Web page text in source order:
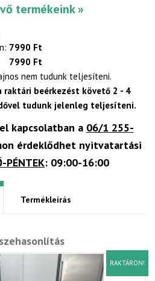
termékeink »
7990 Ft
7990 Ft
nem tudunk teljesíteni.
beérkezést követő 2 - 4
tudunk jelenleg teljesíteni.
kapcsolatban a 06/1 255-
érdeklődhet nyitvatartási
PÉNTEK: 09:00-16:00
Termékleírás
RAKTÁRON!